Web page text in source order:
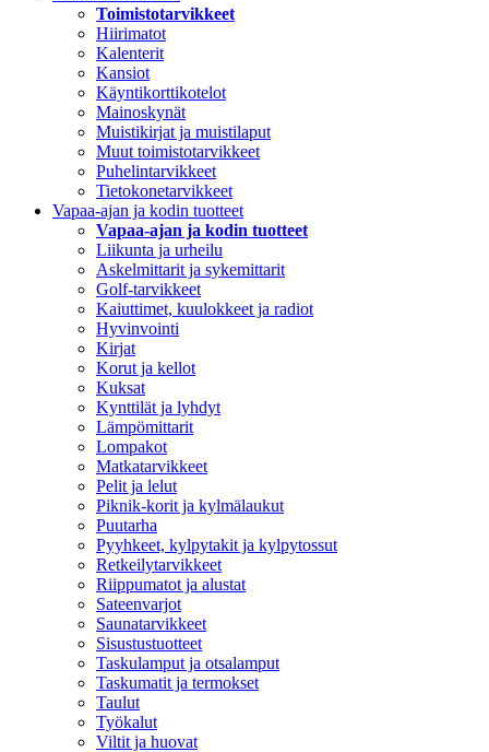
Toimistotarvikkeet
Hiirimatot
Kalenterit
Kansiot
Käyntikorttikotelot
Mainoskynät
Muistikirjat ja muistilaput
Muut toimistotarvikkeet
Puhelintarvikkeet
Tietokonetarvikkeet
Vapaa-ajan ja kodin tuotteet
Vapaa-ajan ja kodin tuotteet
Liikunta ja urheilu
Askelmittarit ja sykemittarit
Golf-tarvikkeet
Kaiuttimet, kuulokkeet ja radiot
Hyvinvointi
Kirjat
Korut ja kellot
Kuksat
Kynttilät ja lyhdyt
Lämpömittarit
Lompakot
Matkatarvikkeet
Pelit ja lelut
Piknik-korit ja kylmälaukut
Puutarha
Pyyhkeet, kylpytakit ja kylpytossut
Retkeilytarvikkeet
Riippumatot ja alustat
Sateenvarjot
Saunatarvikkeet
Sisustustuotteet
Taskulamput ja otsalamput
Taskumatit ja termokset
Taulut
Työkalut
Viltit ja huovat